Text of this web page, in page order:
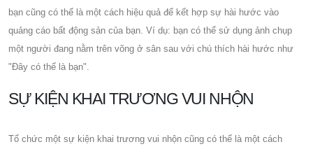
bạn cũng có thể là một cách hiệu quả để kết hợp sự hài hước vào
quảng cáo bất động sản của bạn. Ví dụ: bạn có thể sử dụng ảnh chụp
một người đang nằm trên võng ở sân sau với chú thích hài hước như
"Đây có thể là bạn".
SỰ KIỆN KHAI TRƯƠNG VUI NHỘN
Tổ chức một sự kiện khai trương vui nhộn cũng có thể là một cách